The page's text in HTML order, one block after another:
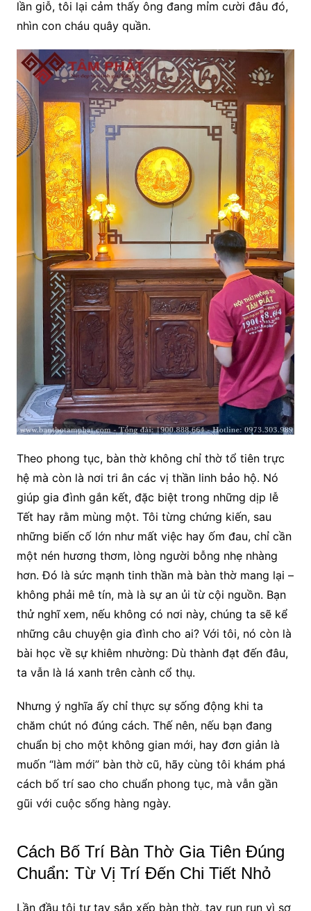
lần giỗ, tôi lại cảm thấy ông đang mỉm cười đâu đó,
nhìn con cháu quây quần.
Theo phong tục, bàn thờ không chỉ thờ tổ tiên trực
hệ mà còn là nơi tri ân các vị thần linh bảo hộ. Nó
giúp gia đình gắn kết, đặc biệt trong những dịp lễ
Tết hay rằm mùng một. Tôi từng chứng kiến, sau
những biến cố lớn như mất việc hay ốm đau, chỉ cần
một nén hương thơm, lòng người bỗng nhẹ nhàng
hơn. Đó là sức mạnh tinh thần mà bàn thờ mang lại –
không phải mê tín, mà là sự an ủi từ cội nguồn. Bạn
thử nghĩ xem, nếu không có nơi này, chúng ta sẽ kể
những câu chuyện gia đình cho ai? Với tôi, nó còn là
bài học về sự khiêm nhường: Dù thành đạt đến đâu,
ta vẫn là lá xanh trên cành cổ thụ.
Nhưng ý nghĩa ấy chỉ thực sự sống động khi ta
chăm chút nó đúng cách. Thế nên, nếu bạn đang
chuẩn bị cho một không gian mới, hay đơn giản là
muốn “làm mới” bàn thờ cũ, hãy cùng tôi khám phá
cách bố trí sao cho chuẩn phong tục, mà vẫn gần
gũi với cuộc sống hàng ngày.
Cách Bố Trí Bàn Thờ Gia Tiên Đúng
Chuẩn: Từ Vị Trí Đến Chi Tiết Nhỏ
Lần đầu tôi tự tay sắp xếp bàn thờ, tay run run vì sợ